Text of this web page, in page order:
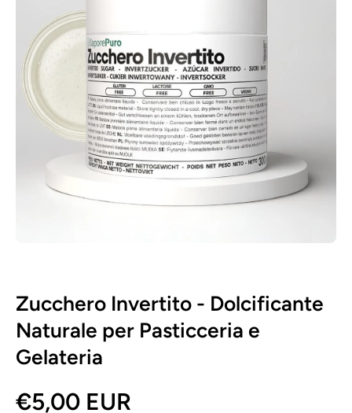
Zucchero Invertito - Dolcificante
Naturale per Pasticceria e
Gelateria
€5,00 EUR